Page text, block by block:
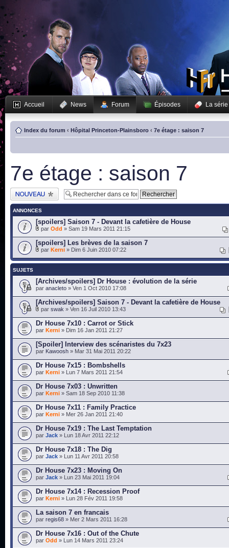
Accueil News Forum Épisodes La série
Index du forum ‹ Hôpital Princeton-Plainsboro ‹ 7e étage : saison 7
7e étage : saison 7
Publier un nouveau
sujet
ANNONCES
[spoilers] Saison 7 - Devant la cafetière de House
par Odd » Sam 19 Mars 2011 21:15
[spoilers] Les brèves de la saison 7
par Kerni » Dim 6 Juin 2010 07:22
SUJETS
[Archives/spoilers] Dr House : évolution de la série
par anacleto » Ven 1 Oct 2010 17:08
[Archives/spoilers] Saison 7 - Devant la cafetière de House
par swak » Ven 16 Juil 2010 13:43
Dr House 7x10 : Carrot or Stick
par Kerni » Dim 16 Jan 2011 21:27
[Spoiler] Interview des scénaristes du 7x23
par Kawoosh » Mar 31 Mai 2011 20:22
Dr House 7x15 : Bombshells
par Kerni » Lun 7 Mars 2011 21:54
Dr House 7x03 : Unwritten
par Kerni » Sam 18 Sep 2010 11:38
Dr House 7x11 : Family Practice
par Kerni » Mer 26 Jan 2011 21:40
Dr House 7x19 : The Last Temptation
par Jack » Lun 18 Avr 2011 22:12
Dr House 7x18 : The Dig
par Jack » Lun 11 Avr 2011 20:58
Dr House 7x23 : Moving On
par Jack » Lun 23 Mai 2011 19:04
Dr House 7x14 : Recession Proof
par Kerni » Lun 28 Fév 2011 19:58
La saison 7 en francais
par regis68 » Mer 2 Mars 2011 16:28
Dr House 7x16 : Out of the Chute
par Odd » Lun 14 Mars 2011 23:24